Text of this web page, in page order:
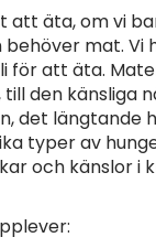
att äta, om vi
mat. Vi
för att äta.
den känsliga
det längtande
typer av
och känslor i